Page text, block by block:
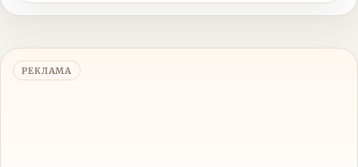
РЕКЛАМА